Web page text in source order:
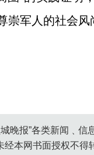
军人的社会风
晚报”各类新闻﹑
本网书面授权不